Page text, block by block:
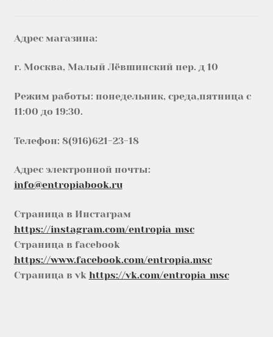
Адрес магазина:
г. Москва, Малый Лёвшинский пер. д 10
Режим работы: понедельник, среда,пятница с
11:00 до 19:30.
Телефон: 8(916)621-23-18
Адрес электронной почты:
info@entropiabook.ru
Страница в Инстаграм
https://instagram.com/entropia_msc
Страница в facebook
https://www.facebook.com/entropia.msc
Страница в vk https://vk.com/entropia_msc